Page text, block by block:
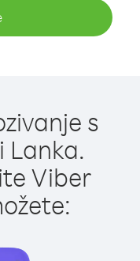
s
Lanka.
Viber